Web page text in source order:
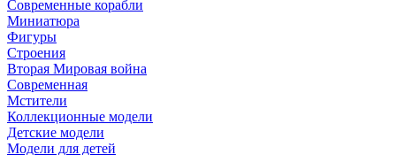
Современные корабли
Миниатюра
Фигуры
Строения
Вторая Мировая война
Современная
Мстители
Коллекционные модели
Детские модели
Модели для детей